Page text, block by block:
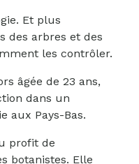
Et plus
des arbres et des
les contrôler.
âgée de 23 ans,
dans un
aux Pays-Bas.
profit de
botanistes. Elle